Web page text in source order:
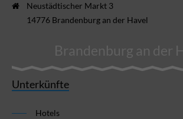
Neustädtischer Markt 3
14776 Brandenburg an der Havel
Brandenburg an der
Unterkünfte
Hotels